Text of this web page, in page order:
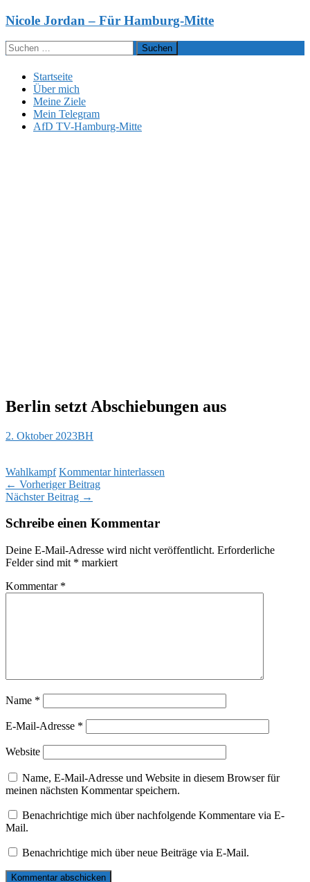
Zum
springen
Nicole Jordan – Für Hamburg-Mitte
Suchen
nach:
Startseite
Über mich
Meine Ziele
Mein Telegram
AfD TV-Hamburg-Mitte
Berlin setzt Abschiebungen aus
2. Oktober 2023BH
Wahlkampf Kommentar hinterlassen
Beitragsnavigation
← Vorheriger Beitrag
Nächster Beitrag →
Schreibe einen Kommentar
Deine E-Mail-Adresse wird nicht veröffentlicht. Erforderliche
Felder sind mit * markiert
Kommentar *
Name *
E-Mail-Adresse *
Website
Name, E-Mail-Adresse und Website in diesem Browser für
meinen nächsten Kommentar speichern.
Benachrichtige mich über nachfolgende Kommentare via E-
Mail.
Benachrichtige mich über neue Beiträge via E-Mail.